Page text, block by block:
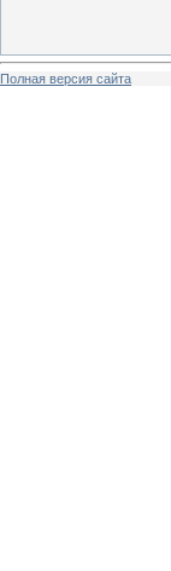
Полная версия сайта